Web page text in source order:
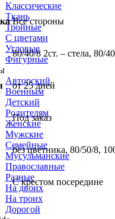
Классические
Ткань
Тройные
С цветами
Угловые
Фигурные
Авторский
Военным
Детский
Родителям
Женские
Мужские
Семейные
Мусульманские
Православные
Разные
На двоих
На троих
Дорогой
Все стороны
80/40/8 2ст. – стела, 80/
от 25 дней
Под заказ
без цветника, 80/50/8,
С крестом посередине